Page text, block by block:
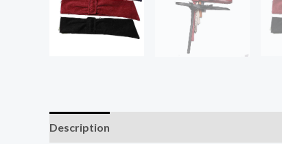
Description